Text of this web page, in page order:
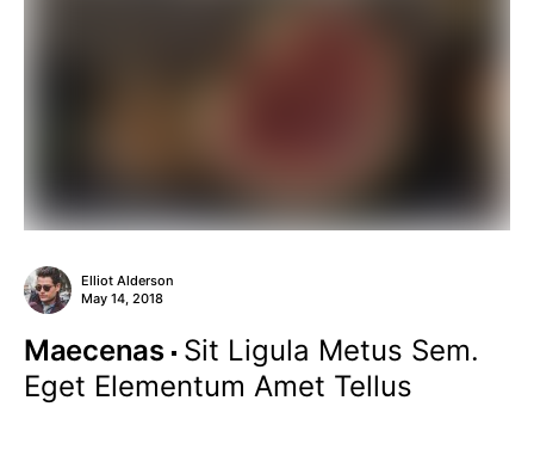
Elliot Alderson
May 14, 2018
Maecenas Sit Ligula Metus Sem.
Eget Elementum Amet Tellus